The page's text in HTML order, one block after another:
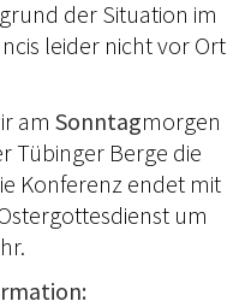
der Situation im
leider nicht vor Ort
am Sonntagmorgen
Tübinger Berge die
Konferenz endet mit
um